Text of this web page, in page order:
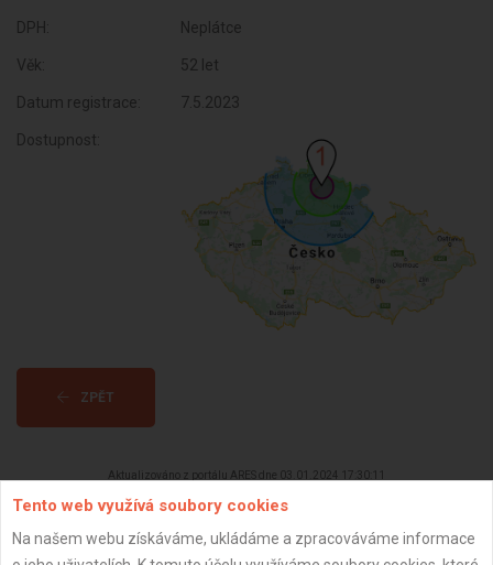
DPH: Neplátce
Věk: 52 let
Datum registrace: 7.5.2023
Dostupnost:
ZPĚT
Aktualizováno z portálu ARES dne 03.01.2024 17:30:11
Tento web využívá soubory cookies
Na našem webu získáváme, ukládáme a zpracováváme informace